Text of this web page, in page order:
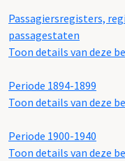
Passagiersregisters,
passagestaten
Toon details van deze
Periode 1894-1899
Toon details van deze
Periode 1900-1940
Toon details van deze